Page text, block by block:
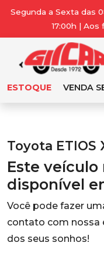
Segunda a Sexta das
17:00h | Aos
ESTOQUE VENDA
Toyota ETIOS
Este veículo
disponível
Você pode fazer
contato com nossa
dos seus sonhos!